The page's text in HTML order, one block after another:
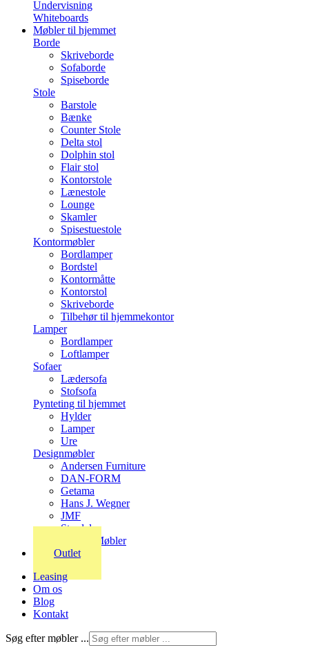
Undervisning
Whiteboards
Møbler til hjemmet
Borde
Skriveborde
Sofaborde
Spiseborde
Stole
Barstole
Bænke
Counter Stole
Delta stol
Dolphin stol
Flair stol
Kontorstole
Lænestole
Lounge
Skamler
Spisestuestole
Kontormøbler
Bordlamper
Bordstel
Kontormåtte
Kontorstol
Skriveborde
Tilbehør til hjemmekontor
Lamper
Bordlamper
Loftlamper
Sofaer
Lædersofa
Stofsofa
Pynteting til hjemmet
Hylder
Lamper
Ure
Designmøbler
Andersen Furniture
DAN-FORM
Getama
Hans J. Wegner
JMF
Stordal
Stouby Møbler
Outlet
Leasing
Om os
Blog
Kontakt
Søg efter møbler ...